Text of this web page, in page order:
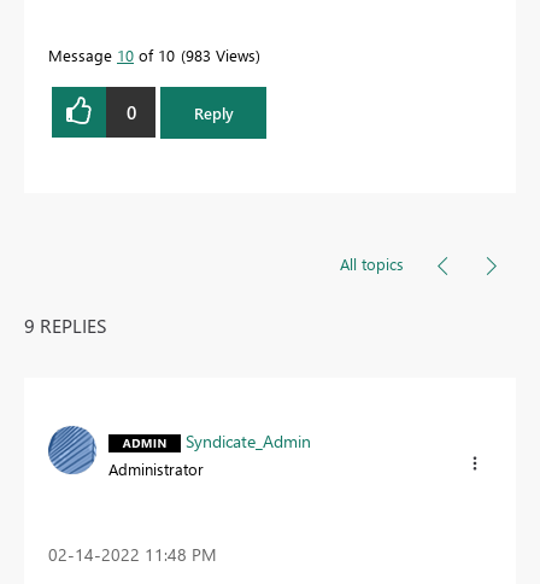
Message 10 of 10 983 Views
0 Reply
All topics
9 REPLIES
Syndicate_Admin
Administrator
‎02-14-2022 11:48 PM